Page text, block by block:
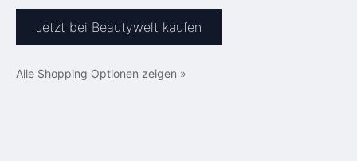
Jetzt bei Beautywelt kaufen
Alle Shopping Optionen zeigen »